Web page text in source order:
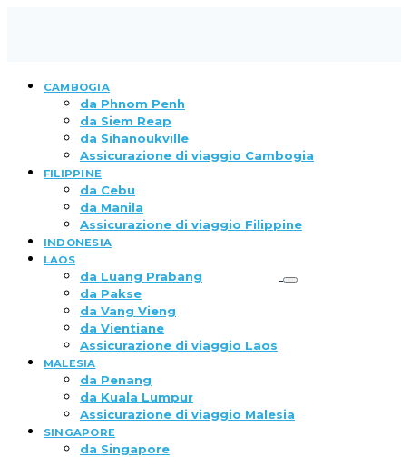
CAMBOGIA
da Phnom Penh
da Siem Reap
da Sihanoukville
Assicurazione di viaggio Cambogia
FILIPPINE
da Cebu
da Manila
Assicurazione di viaggio Filippine
INDONESIA
LAOS
da Luang Prabang
da Pakse
da Vang Vieng
da Vientiane
Assicurazione di viaggio Laos
MALESIA
da Penang
da Kuala Lumpur
Assicurazione di viaggio Malesia
SINGAPORE
da Singapore